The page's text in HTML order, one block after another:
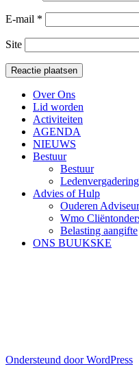
E-mail *
Site
Over Ons
Lid worden
Activiteiten
AGENDA
NIEUWS
Bestuur
Bestuur
Advies of Hulp
Ouderen Adviseur
Wmo
Belasting aangifte
ONS BUUKSKE
Ondersteund door WordPress